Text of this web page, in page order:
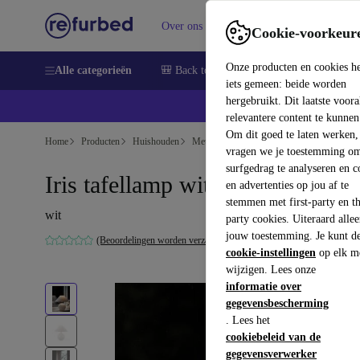
Cookie-
Onze producten en cookies
iets gemeen: beide worden
hergebruikt. Dit laatste
relevantere content te
Om dit goed te laten werken,
vragen we je toestemming
surfgedrag te analyseren en
en advertenties op jou af te
stemmen met first-party en
party cookies. Uiteraard
jouw toestemming. Je kunt
cookie-instellingen op elk
wijzigen. Lees onze
informatie over
gegevensbescherming
. Lees het
cookiebeleid van de
gegevensverwerker
Over ons Verkopen Support
Alle categorieën 🎒 Back to school Smartphones
Home Producten Huishouden Meubels
Iris tafellamp wit Ø 35cm
wit
(Beoordelingen worden verzameld)